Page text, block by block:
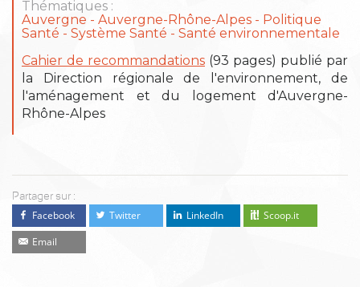
Thématiques :
Auvergne
Auvergne-Rhône-Alpes
Politique
Santé - Système Santé
Santé environnementale
Cahier de recommandations (93 pages) publié par
la Direction régionale de l'environnement, de
l'aménagement et du logement d'Auvergne-
Rhône-Alpes
Partager sur :
Facebook Twitter LinkedIn
Scoop.it
Email